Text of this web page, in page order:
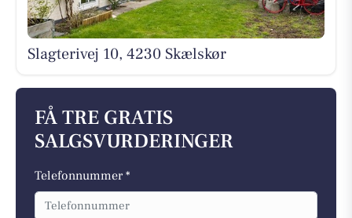
Slagterivej 10, 4230 Skælskør
FÅ TRE GRATIS
SALGSVURDERINGER
Telefonnummer *